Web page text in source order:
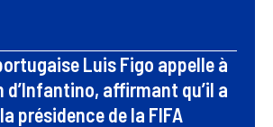
Luis Figo appelle à
d’Infantino, affirmant qu’il a
présidence de la FIFA